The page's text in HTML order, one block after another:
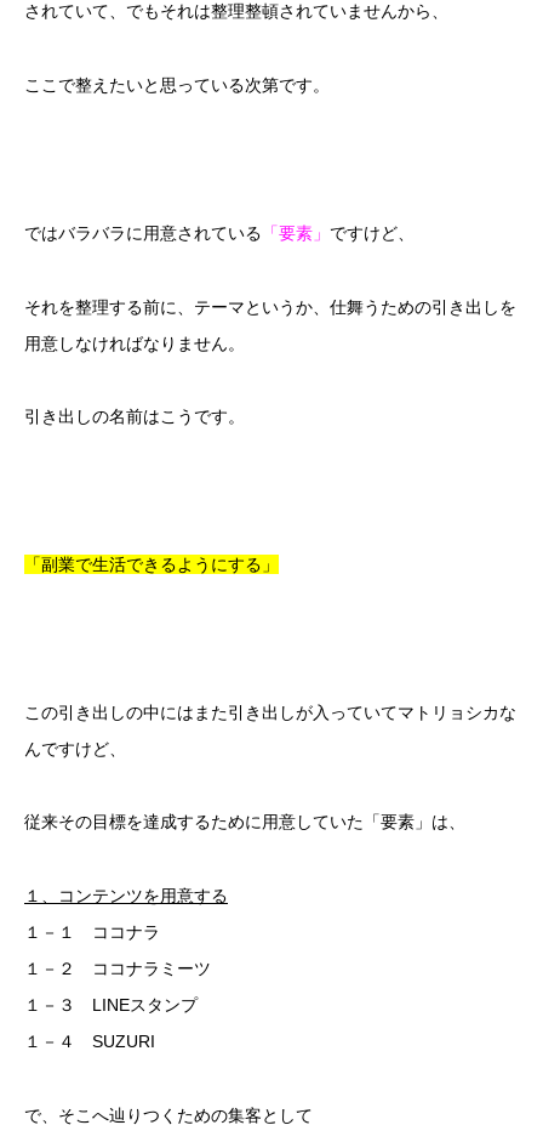
されていて、でもそれは整理整頓されていませんから、
ここで整えたいと思っている次第です。
ではバラバラに用意されている 「要素」 ですけど、
それを整理する前に、テーマというか、仕舞うための引き出しを
用意しなければなりません。
引き出しの名前はこうです。
「副業で生活できるようにする」
この引き出しの中にはまた引き出しが入っていてマトリョシカな
んですけど、
従来その目標を達成するために用意していた「要素」は、
１、コンテンツを用意する
１－１ ココナラ
１－２ ココナラミーツ
１－３ LINEスタンプ
１－４ SUZURI
で、そこへ辿りつくための集客として